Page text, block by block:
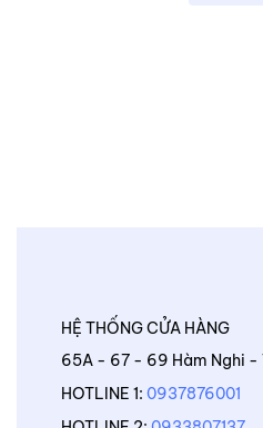
HỆ THỐNG CỬA HÀNG
65A - 67 - 69 Hàm Nghi -
HOTLINE 1: 0937876001